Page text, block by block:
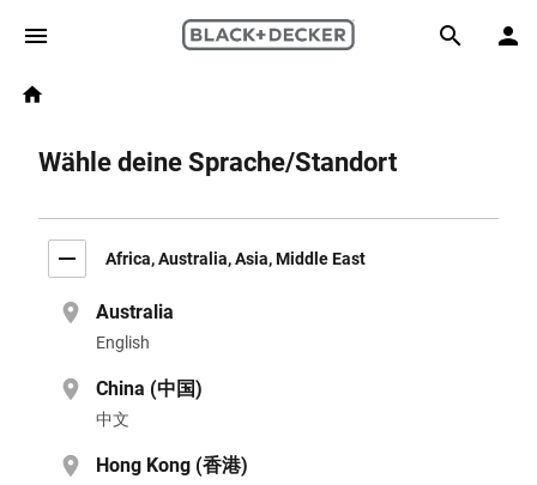
Skip to main content
Search
Breadcrumb
Wähle deine Sprache/Standort
Africa, Australia, Asia, Middle East
Australia
English
China (中国)
中文
Hong Kong (香港)